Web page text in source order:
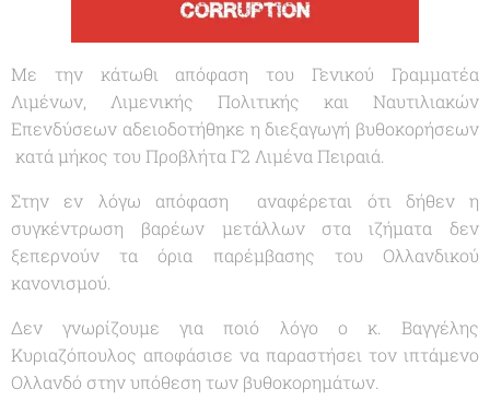
Με την κάτωθι απόφαση του Γενικού Γραμματέα
Λιμένων, Λιμενικής Πολιτικής και Ναυτιλιακών
Επενδύσεων αδειοδοτήθηκε η διεξαγωγή βυθοκορήσεων
κατά μήκος του Προβλήτα Γ2 Λιμένα Πειραιά.
Στην εν λόγω απόφαση αναφέρεται ότι δήθεν η
συγκέντρωση βαρέων μετάλλων στα ιζήματα δεν
ξεπερνούν τα όρια παρέμβασης του Ολλανδικού
κανονισμού.
Δεν γνωρίζουμε για ποιό λόγο ο κ. Βαγγέλης
Κυριαζόπουλος αποφάσισε να παραστήσει τον ιπτάμενο
Ολλανδό στην υπόθεση των βυθοκορημάτων.